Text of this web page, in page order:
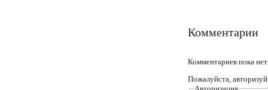
Комментарии
Комментариев пока нет
Пожалуйста,